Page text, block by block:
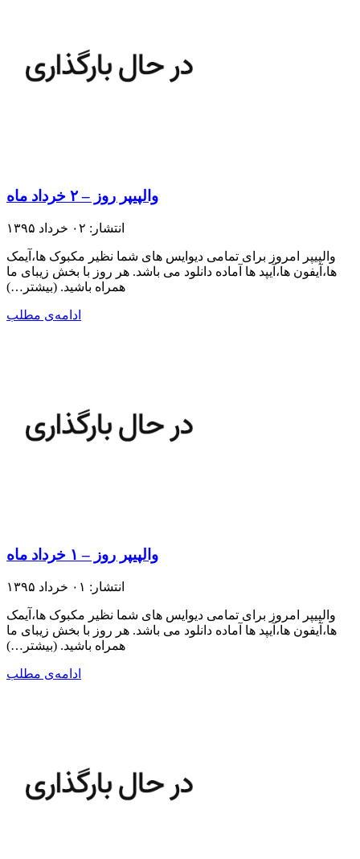
والپیپر روز – ۲ خرداد ماه
انتشار: ۰۲ خرداد ۱۳۹۵
والپیپر امروز برای تمامی دیوایس های شما نظیر مکبوک ها،آیمک
ها،آیفون ها،آیپد ها آماده دانلود می باشد. هر روز با بخش زیبای ما
همراه باشید.​ (بیشتر…)
ادامه‌ی مطلب
والپیپر روز – ۱ خرداد ماه
انتشار: ۰۱ خرداد ۱۳۹۵
والپیپر امروز برای تمامی دیوایس های شما نظیر مکبوک ها،آیمک
ها،آیفون ها،آیپد ها آماده دانلود می باشد. هر روز با بخش زیبای ما
همراه باشید.​ (بیشتر…)
ادامه‌ی مطلب